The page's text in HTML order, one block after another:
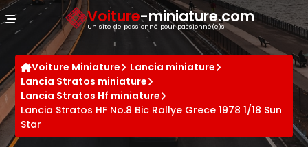
Voiture-miniature.com
Un site de passionné pour passionné(e)s
Voiture Miniature
Lancia miniature
Lancia Stratos miniature
Lancia Stratos Hf miniature
Lancia Stratos HF No.8 Bic Rallye Grece 1978 1/18 Sun
Star
Panneau de gestion des cookies